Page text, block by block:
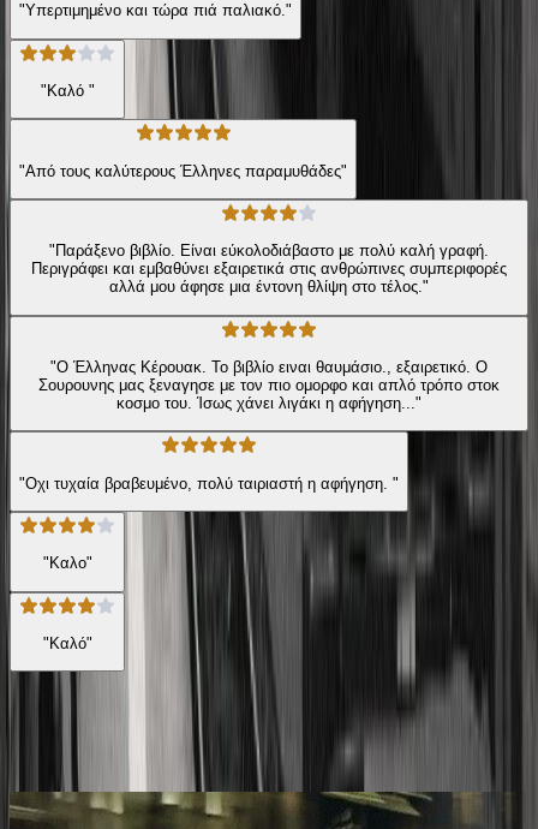
"Υπερτιμημένο και τώρα πιά παλιακό."
"Καλό "
"Από τους καλύτερους Έλληνες παραμυθάδες"
"Παράξενο βιβλίο. Είναι εύκολοδιάβαστο με πολύ καλή γραφή.
Περιγράφει και εμβαθύνει εξαιρετικά στις ανθρώπινες συμπεριφορές
αλλά μου άφησε μια έντονη θλίψη στο τέλος."
"Ο Έλληνας Κέρουακ. Το βιβλίο ειναι θαυμάσιο., εξαιρετικό. Ο
Σουρουνης μας ξεναγησε με τον πιο ομορφο και απλό τρόπο στοκ
κοσμο του. Ίσως χάνει λιγάκι η αφήγηση..."
"Οχι τυχαία βραβευμένο, πολύ ταιριαστή η αφήγηση. "
"Καλο"
"Καλό"
Ίδιος συγγραφέας